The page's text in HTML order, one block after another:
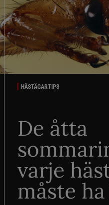
HÄSTÄGARTIPS
De åtta
varje
måste